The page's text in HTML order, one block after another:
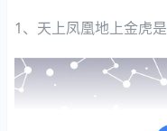
1、天上凤凰地上金虎